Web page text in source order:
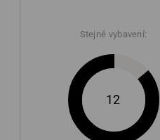
Stejné vybavení:
12